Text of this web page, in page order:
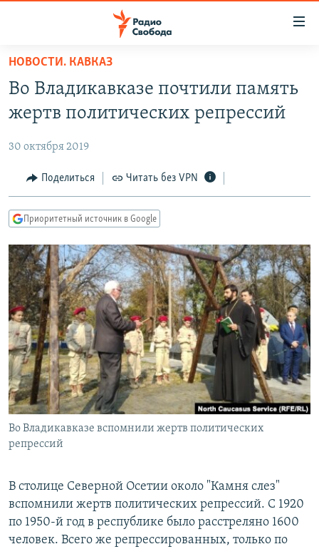
упрощенного
доступа
основному
Вернутся
главной
навигации
Вернутся
поиску
ПОДКАСТЫ
АВТОРСКИЕ ПРОЕКТЫ
ЦИТАТЫ СВОБОДЫ
МНЕНИЯ
IDEL.РЕАЛИИ
КАВКАЗ.РЕАЛИИ
СЕВЕР.РЕАЛИИ
СИБИРЬ.РЕАЛИИ
РАСПИСАНИЕ ВЕЩАНИЯ
ПОДПИШИТЕСЬ НА РАССЫЛКУ
СОЦИАЛЬНЫЕ СЕТИ
Все сайты РСЕ/РС
НОВОСТИ. КАВКАЗ
Во Владикавказе почтили память
жертв политических репрессий
30 октября 2019
Поделиться Читать без VPN
Приоритетный источник в Google
Во Владикавказе вспомнили жертв политических
репрессий
В столице Северной Осетии около "Камня слез"
вспомнили жертв политических репрессий. С 1920
по 1950-й год в республике было расстреляно 1600
человек. Всего же репрессированных, только по